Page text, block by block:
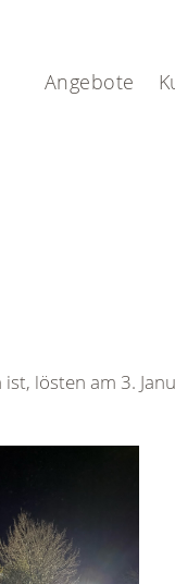
Angebote
lösten am 3.